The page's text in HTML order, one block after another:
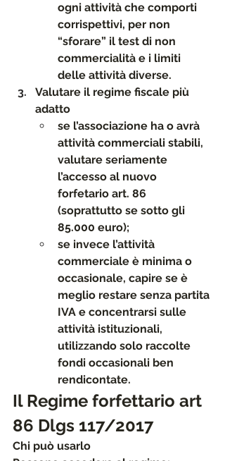
ogni attività che comporti
corrispettivi, per non
“sforare” il test di non
commercialità e i limiti
delle attività diverse.
Valutare il regime fiscale più
adatto
se l’associazione ha o avrà
attività commerciali stabili,
valutare seriamente
l’accesso al nuovo
forfetario art. 86
(soprattutto se sotto gli
85.000 euro);
se invece l’attività
commerciale è minima o
occasionale, capire se è
meglio restare senza partita
IVA e concentrarsi sulle
attività istituzionali,
utilizzando solo raccolte
fondi occasionali ben
rendicontate.
Il Regime forfettario art
86 Dlgs 117/2017
Chi può usarlo